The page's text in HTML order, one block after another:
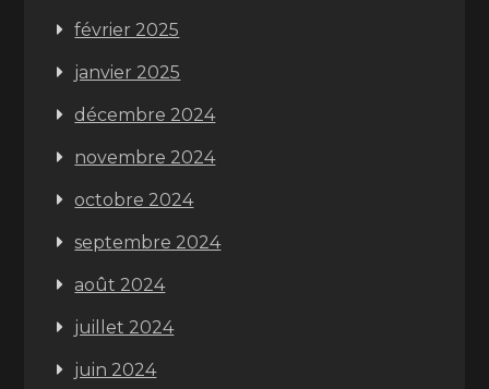
février 2025
janvier 2025
décembre 2024
novembre 2024
octobre 2024
septembre 2024
août 2024
juillet 2024
juin 2024